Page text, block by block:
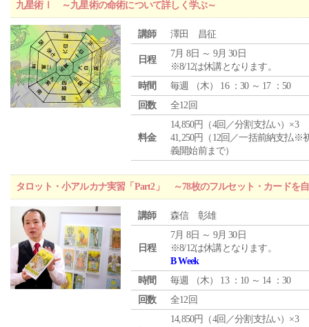
九星術Ⅰ ～九星術の命術について詳しく学ぶ～
講師 澤田 昌征
日程
7月 8日 ～ 9月 30日
※8/12は休講となります。
時間
毎週 （木） 16 ：30 ～ 17 ：50
回数
全12回
料金
14,850円（4回／分割支払い）×3
41,250円（12回／一括前納支払※
義開始前まで）
タロット・小アルカナ実習「Part2」 ～78枚のフルセット・カードを
講師 森信 彰雄
日程
7月 8日 ～ 9月 30日
※8/12は休講となります。
B Week
時間
毎週 （木） 13 ：10 ～ 14 ：30
回数
全12回
14,850円（4回／分割支払い）×3